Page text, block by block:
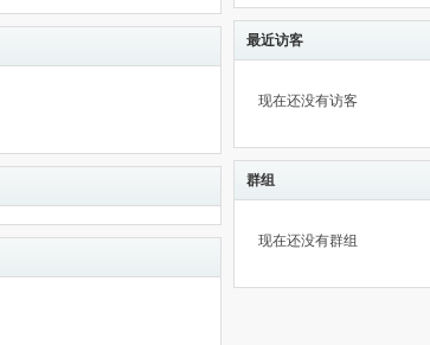
最近访客
现在还没有访客
群组
现在还没有群组